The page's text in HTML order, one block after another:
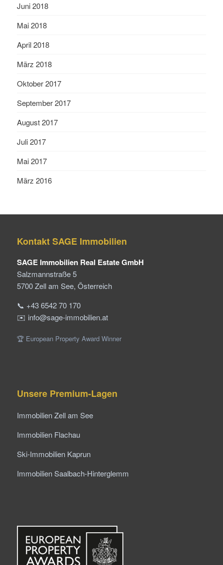
Juni 2018
Mai 2018
April 2018
März 2018
Oktober 2017
September 2017
August 2017
Juli 2017
Mai 2017
März 2016
Kontakt SAGE Immobilien
SAGE Immobilien Real Estate GmbH
Salzmannstraße 5
5700 Zell am See, Österreich
📞 +43 6542 70 170
✉️ info@sage-immobilien.at
🏆 European Property Award Winner
Unsere Premium-Lagen
Immobilien Zell am See
Immobilien Flachau
Ski-Immobilien Kaprun
Immobilien Saalbach-Hinterglemm